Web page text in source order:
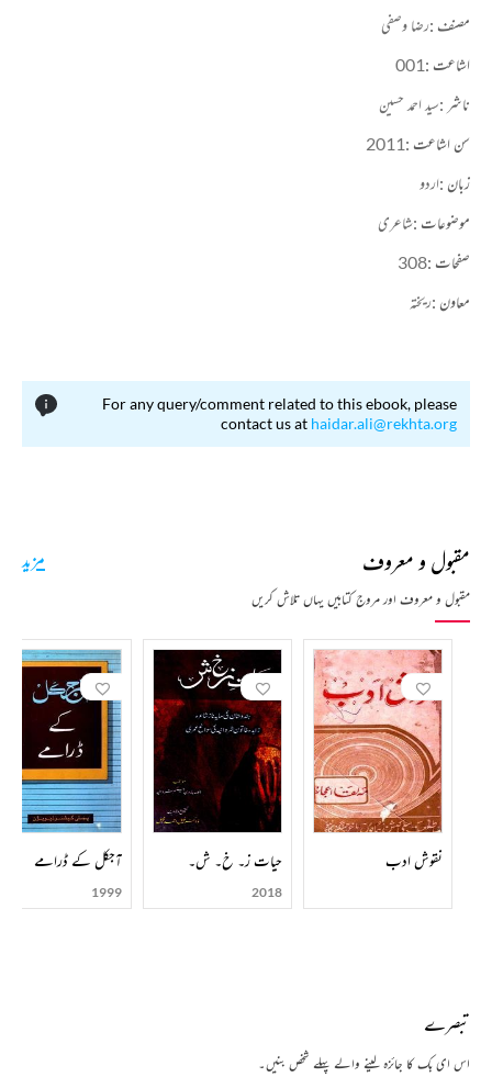
مصنف :رضا وصفی
اشاعت :001
ناشر :سید احمد حسین
سن اشاعت :2011
زبان :اردو
موضوعات :شاعری
صفحات :308
معاون :ریختہ
For any query/comment related to this ebook, please
contact us at haidar.ali@rekhta.org
مقبول و معروف
مقبول و معروف اور مروج کتابیں یہاں تلاش کریں
مزید
نقوش ادب حیات ز۔ خ۔ ش۔
2018
آجکل کے ڈرامے
1999
تبصرے
اس ای بک کا جائزہ لینے والے پہلے شخص بنیں۔